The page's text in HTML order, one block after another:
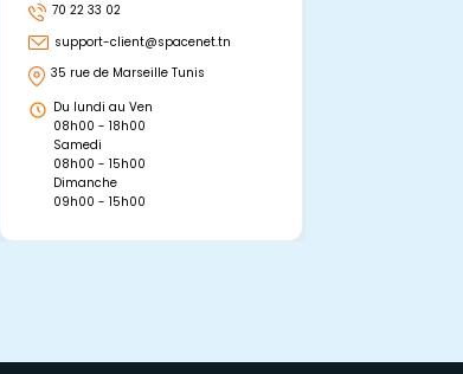
70 22 33 02
support-client@spacenet.tn
35 rue de Marseille Tunis
Du lundi au Ven
08h00 - 18h00
Samedi
08h00 - 15h00
Dimanche
09h00 - 15h00